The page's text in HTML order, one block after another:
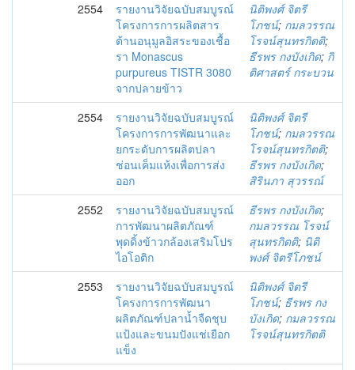
2554
รายงานวิจัยฉบับสมบูรณ์
โครงการการผลิตสาร
ต้านอนุมูลอิสระของเชื้อ
รา Monascus
purpureus TISTR 3080
จากปลายข้าว
นิติพงศ์ จิตรี
โภชน์; กมลวรรณ
โรจน์สุนทรกิตติ;
ธีรพร กงบังเกิด; กิ
ติศาสตร์ กระบวน
2554
รายงานวิจัยฉบับสมบูรณ์
โครงการการพัฒนาและ
ยกระดับการผลิตปลา
ช่อนเค็มแห้งเพื่อการส่ง
ออก
นิติพงศ์ จิตรี
โภชน์; กมลวรรณ
โรจน์สุนทรกิตติ;
ธีรพร กงบังเกิด;
สิรินภา สุวรรณ์
2552
รายงานวิจัยฉบับสมบูรณ์
การพัฒนาผลิตภัณฑ์
พุดดิ้งข้าวกล้องเสริมโปร
ไอโอติก
ธีรพร กงบังเกิด;
กมลวรรณ โรจน์
สุนทรกิตติ; นิติ
พงศ์ จิตรีโภชน์
2553
รายงานวิจัยฉบับสมบูรณ์
โครงการการพัฒนา
ผลิตภัณฑ์ปลาน้ำจืดชุบ
แป้งและขนมปังแช่เยือก
แข็ง
นิติพงศ์ จิตรี
โภชน์; ธีรพร กง
บังเกิด; กมลวรรณ
โรจน์สุนทรกิตติ